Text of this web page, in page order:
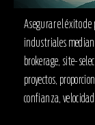
Asegurar el éxito
industriales
brokerage, site-
proyectos,
confianza,